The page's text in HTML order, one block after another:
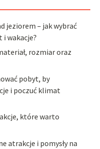
jeziorem – jak wybrać
wakacje?
rozmiar oraz
pobyt, by
i poczuć klimat
które warto
atrakcje i pomysły na